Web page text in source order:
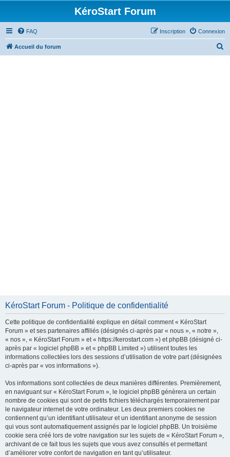
KéroStart Forum
FAQ Connexion
Inscription
Accueil du forum
KéroStart Forum - Politique de confidentialité
Cette politique de confidentialité explique en détail comment « KéroStart
Forum » et ses partenaires affiliés (désignés ci-après par « nous », « notre »,
« nos », « KéroStart Forum » et « https://kerostart.com ») et phpBB (désigné ci-
après par « logiciel phpBB » et « phpBB Limited ») utilisent toutes les
informations collectées lors des sessions d’utilisation de votre part (désignées
ci-après par « vos informations »).
Vos informations sont collectées de deux manières différentes. Premièrement,
en naviguant sur « KéroStart Forum », le logiciel phpBB génèrera un certain
nombre de cookies qui sont de petits fichiers téléchargés temporairement par
le navigateur internet de votre ordinateur. Les deux premiers cookies ne
contiennent qu’un identifiant utilisateur et un identifiant anonyme de session
qui vous sont automatiquement assignés par le logiciel phpBB. Un troisième
cookie sera créé lors de votre navigation sur les sujets de « KéroStart Forum »,
archivant de ce fait tous les sujets que vous avez consultés et permettant
d’améliorer votre confort de navigation en tant qu’utilisateur.